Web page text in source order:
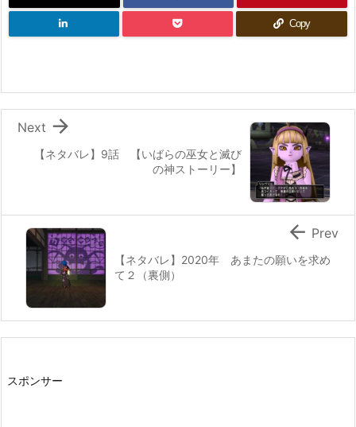
Copy
【ネタバレ】9話 【いばらの巫女と滅び
の神ストーリー】

Next
【ネタバレ】2020年 あまたの願いを求め
て２（裏側）
 Prev
スポンサー